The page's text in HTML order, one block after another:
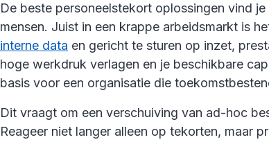
De beste personeelstekort oplossingen vind
mensen. Juist in een krappe arbeidsmarkt is
interne data en gericht te sturen op inzet,
hoge werkdruk verlagen en je beschikbare
basis voor een organisatie die
Dit vraagt om een verschuiving van ad-hoc
Reageer niet langer alleen op tekorten, maar